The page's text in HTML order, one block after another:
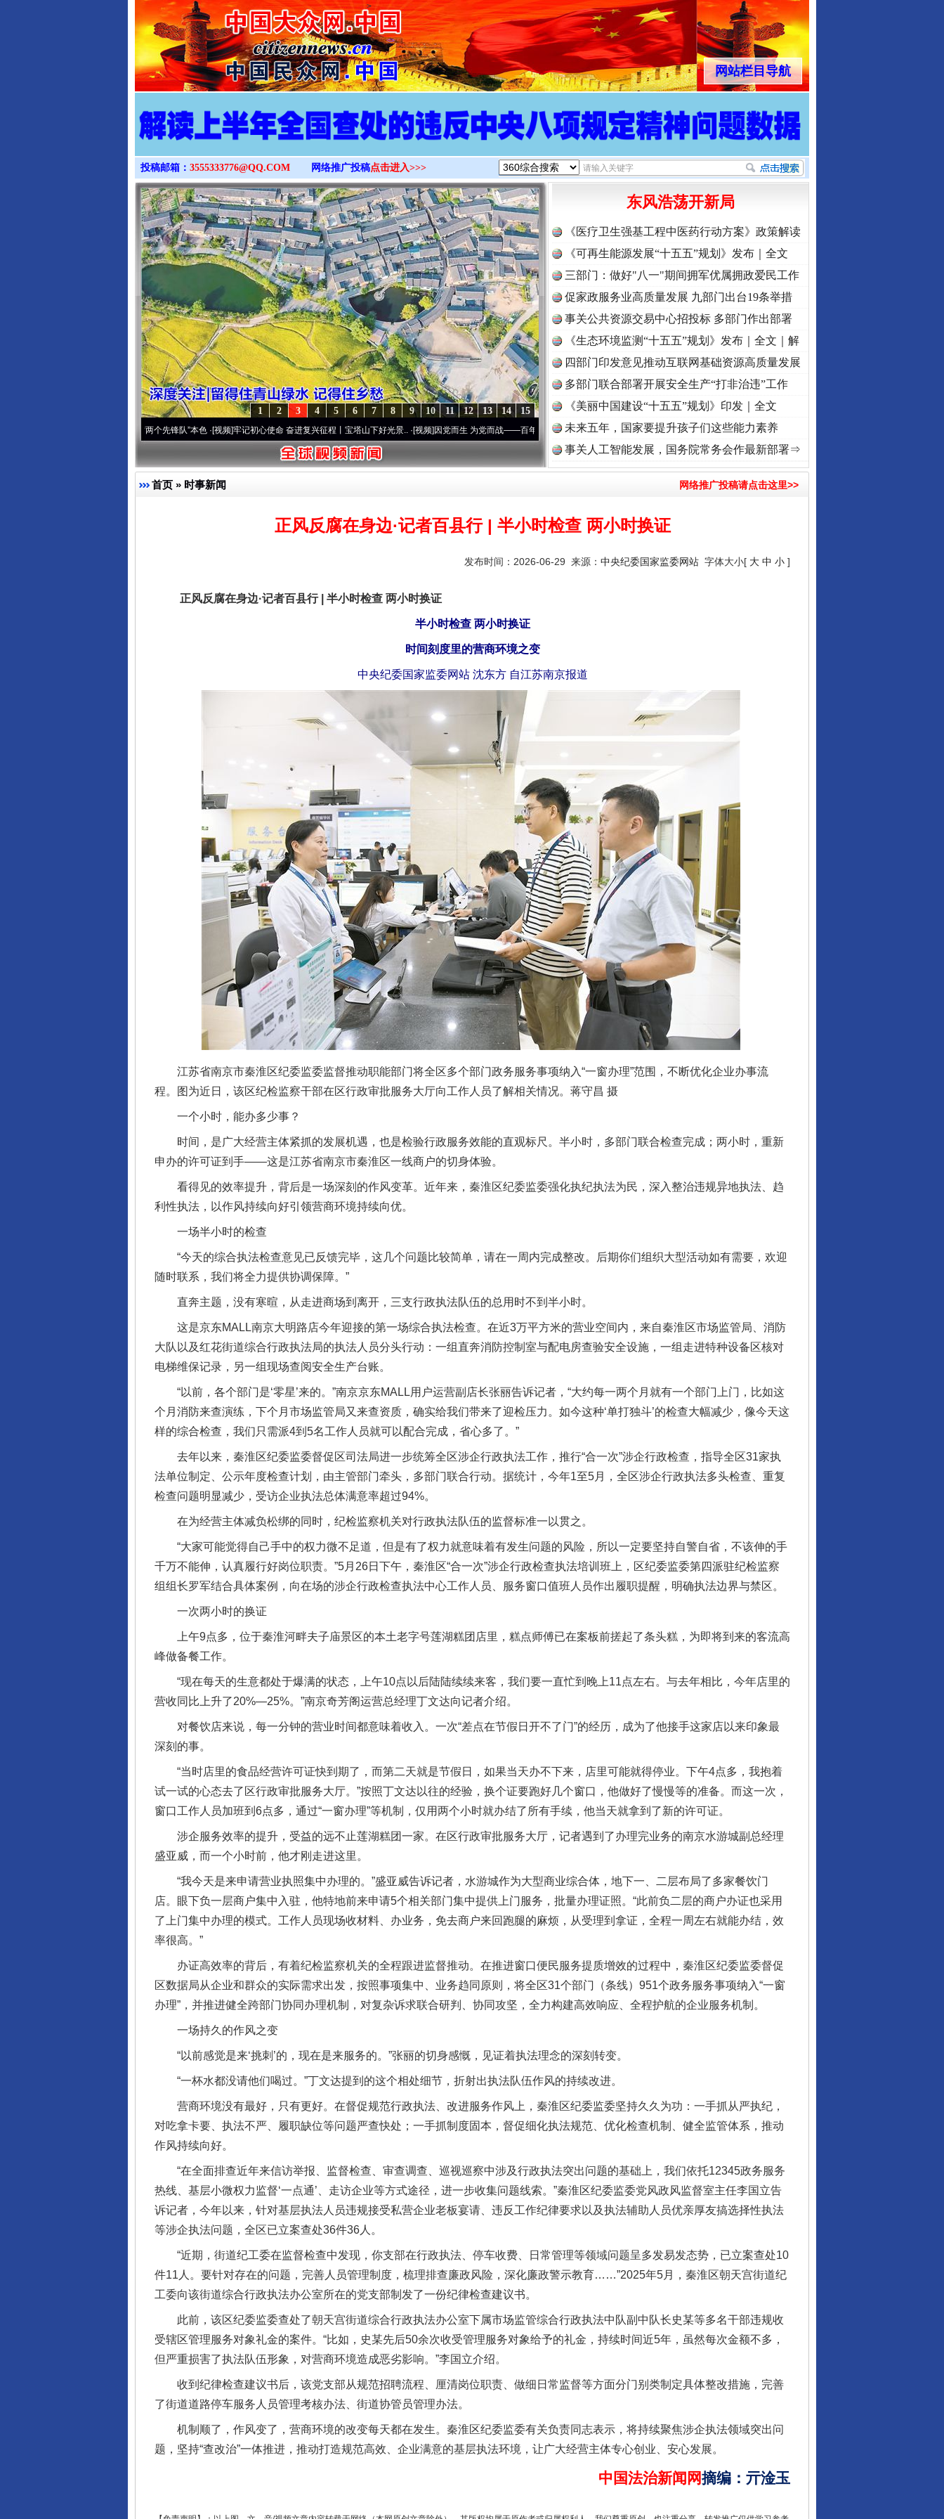
>
网站栏目导航
投稿邮箱： 3555333776@QQ.COM 网络推广投稿点击进入>>>
15
14
13
12
11
10
9
8
7
6
5
4
3
2
1
永葆“两个先锋队”本色·[视频]牢记初心使命 奋进复兴征程丨宝塔山下好光景..·[视频]因党而生 为党而战——百年“纪”事⑧加强纪律..·[视频]牢记初心使命 奋进复兴征程丨“转折之城”激荡..·[视频]
东风浩荡开新局
《医疗卫生强基工程中医药行动方案》政策解读
《可再生能源发展“十五五”规划》发布｜全文
三部门：做好"八一"期间拥军优属拥政爱民工作
促家政服务业高质量发展 九部门出台19条举措
事关公共资源交易中心招投标 多部门作出部署
《生态环境监测“十五五”规划》发布｜全文｜解
读
四部门印发意见推动互联网基础资源高质量发展
多部门联合部署开展安全生产“打非治违”工作
《美丽中国建设“十五五”规划》印发｜全文
未来五年，国家要提升孩子们这些能力素养
事关人工智能发展，国务院常务会作最新部署⇒
首页 » 时事新闻 网络推广投稿请点击这里>>
正风反腐在身边·记者百县行 | 半小时检查 两小时换证
发布时间：2026-06-29 来源： 中央纪委国家监委网站 字体大小[ 大 中 小 ]
正风反腐在身边·记者百县行 | 半小时检查 两小时换证
半小时检查 两小时换证
时间刻度里的营商环境之变
中央纪委国家监委网站 沈东方 自江苏南京报道
江苏省南京市秦淮区纪委监委监督推动职能部门将全区多个部门政务服务事项纳入“一窗办理”范围，不断优化企业办事流
程。图为近日，该区纪检监察干部在区行政审批服务大厅向工作人员了解相关情况。蒋守昌 摄
一个小时，能办多少事？
时间，是广大经营主体紧抓的发展机遇，也是检验行政服务效能的直观标尺。半小时，多部门联合检查完成；两小时，重新
申办的许可证到手——这是江苏省南京市秦淮区一线商户的切身体验。
看得见的效率提升，背后是一场深刻的作风变革。近年来，秦淮区纪委监委强化执纪执法为民，深入整治违规异地执法、趋
利性执法，以作风持续向好引领营商环境持续向优。
一场半小时的检查
“今天的综合执法检查意见已反馈完毕，这几个问题比较简单，请在一周内完成整改。后期你们组织大型活动如有需要，欢迎
随时联系，我们将全力提供协调保障。”
直奔主题，没有寒暄，从走进商场到离开，三支行政执法队伍的总用时不到半小时。
这是京东MALL南京大明路店今年迎接的第一场综合执法检查。在近3万平方米的营业空间内，来自秦淮区市场监管局、消防
大队以及红花街道综合行政执法局的执法人员分头行动：一组直奔消防控制室与配电房查验安全设施，一组走进特种设备区核对
电梯维保记录，另一组现场查阅安全生产台账。
“以前，各个部门是‘零星’来的。”南京京东MALL用户运营副店长张丽告诉记者，“大约每一两个月就有一个部门上门，比如这
个月消防来查演练，下个月市场监管局又来查资质，确实给我们带来了迎检压力。如今这种‘单打独斗’的检查大幅减少，像今天这
样的综合检查，我们只需派4到5名工作人员就可以配合完成，省心多了。”
去年以来，秦淮区纪委监委督促区司法局进一步统筹全区涉企行政执法工作，推行“合一次”涉企行政检查，指导全区31家执
法单位制定、公示年度检查计划，由主管部门牵头，多部门联合行动。据统计，今年1至5月，全区涉企行政执法多头检查、重复
检查问题明显减少，受访企业执法总体满意率超过94%。
在为经营主体减负松绑的同时，纪检监察机关对行政执法队伍的监督标准一以贯之。
“大家可能觉得自己手中的权力微不足道，但是有了权力就意味着有发生问题的风险，所以一定要坚持自警自省，不该伸的手
千万不能伸，认真履行好岗位职责。”5月26日下午，秦淮区“合一次”涉企行政检查执法培训班上，区纪委监委第四派驻纪检监察
组组长罗军结合具体案例，向在场的涉企行政检查执法中心工作人员、服务窗口值班人员作出履职提醒，明确执法边界与禁区。
一次两小时的换证
上午9点多，位于秦淮河畔夫子庙景区的本土老字号莲湖糕团店里，糕点师傅已在案板前搓起了条头糕，为即将到来的客流高
峰做备餐工作。
“现在每天的生意都处于爆满的状态，上午10点以后陆陆续续来客，我们要一直忙到晚上11点左右。与去年相比，今年店里的
营收同比上升了20%—25%。”南京奇芳阁运营总经理丁文达向记者介绍。
对餐饮店来说，每一分钟的营业时间都意味着收入。一次“差点在节假日开不了门”的经历，成为了他接手这家店以来印象最
深刻的事。
“当时店里的食品经营许可证快到期了，而第二天就是节假日，如果当天办不下来，店里可能就得停业。下午4点多，我抱着
试一试的心态去了区行政审批服务大厅。”按照丁文达以往的经验，换个证要跑好几个窗口，他做好了慢慢等的准备。而这一次，
窗口工作人员加班到6点多，通过“一窗办理”等机制，仅用两个小时就办结了所有手续，他当天就拿到了新的许可证。
涉企服务效率的提升，受益的远不止莲湖糕团一家。在区行政审批服务大厅，记者遇到了办理完业务的南京水游城副总经理
盛亚威，而一个小时前，他才刚走进这里。
“我今天是来申请营业执照集中办理的。”盛亚威告诉记者，水游城作为大型商业综合体，地下一、二层布局了多家餐饮门
店。眼下负一层商户集中入驻，他特地前来申请5个相关部门集中提供上门服务，批量办理证照。“此前负二层的商户办证也采用
了上门集中办理的模式。工作人员现场收材料、办业务，免去商户来回跑腿的麻烦，从受理到拿证，全程一周左右就能办结，效
率很高。”
办证高效率的背后，有着纪检监察机关的全程跟进监督推动。在推进窗口便民服务提质增效的过程中，秦淮区纪委监委督促
区数据局从企业和群众的实际需求出发，按照事项集中、业务趋同原则，将全区31个部门（条线）951个政务服务事项纳入“一窗
办理”，并推进健全跨部门协同办理机制，对复杂诉求联合研判、协同攻坚，全力构建高效响应、全程护航的企业服务机制。
一场持久的作风之变
“以前感觉是来‘挑刺’的，现在是来服务的。”张丽的切身感慨，见证着执法理念的深刻转变。
“一杯水都没请他们喝过。”丁文达提到的这个相处细节，折射出执法队伍作风的持续改进。
营商环境没有最好，只有更好。在督促规范行政执法、改进服务作风上，秦淮区纪委监委坚持久久为功：一手抓从严执纪，
对吃拿卡要、执法不严、履职缺位等问题严查快处；一手抓制度固本，督促细化执法规范、优化检查机制、健全监管体系，推动
作风持续向好。
“在全面排查近年来信访举报、监督检查、审查调查、巡视巡察中涉及行政执法突出问题的基础上，我们依托12345政务服务
热线、基层小微权力监督‘一点通’、走访企业等方式途径，进一步收集问题线索。”秦淮区纪委监委党风政风监督室主任李国立告
诉记者，今年以来，针对基层执法人员违规接受私营企业老板宴请、违反工作纪律要求以及执法辅助人员优亲厚友搞选择性执法
等涉企执法问题，全区已立案查处36件36人。
“近期，街道纪工委在监督检查中发现，你支部在行政执法、停车收费、日常管理等领域问题呈多发易发态势，已立案查处10
件11人。要针对存在的问题，完善人员管理制度，梳理排查廉政风险，深化廉政警示教育……”2025年5月，秦淮区朝天宫街道纪
工委向该街道综合行政执法办公室所在的党支部制发了一份纪律检查建议书。
此前，该区纪委监委查处了朝天宫街道综合行政执法办公室下属市场监管综合行政执法中队副中队长史某等多名干部违规收
受辖区管理服务对象礼金的案件。“比如，史某先后50余次收受管理服务对象给予的礼金，持续时间近5年，虽然每次金额不多，
但严重损害了执法队伍形象，对营商环境造成恶劣影响。”李国立介绍。
收到纪律检查建议书后，该党支部从规范招聘流程、厘清岗位职责、做细日常监督等方面分门别类制定具体整改措施，完善
了街道道路停车服务人员管理考核办法、街道协管员管理办法。
机制顺了，作风变了，营商环境的改变每天都在发生。秦淮区纪委监委有关负责同志表示，将持续聚焦涉企执法领域突出问
题，坚持“查改治”一体推进，推动打造规范高效、企业满意的基层执法环境，让广大经营主体专心创业、安心发展。
中国法治新闻网摘编 ： 亓淦玉
完善运行机制助力责任有效落实 一纸欠条伤亲情 巡回调解促和解.. 行业协会接连发公告